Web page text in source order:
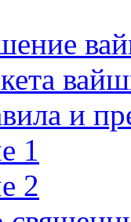
и
1
2